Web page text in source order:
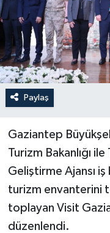
Paylaş
Gaziantep
Turizm Bakanlığı
Geliştirme Ajansı
turizm envanterini
toplayan Visit
düzenlendi.